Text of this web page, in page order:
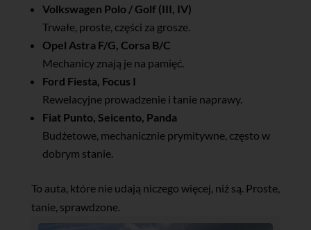
Volkswagen Polo / Golf (III, IV)
Trwałe, proste, części za grosze.
Opel Astra F/G, Corsa B/C
Mechanicy znają je na pamięć.
Ford Fiesta, Focus I
Rewelacyjne prowadzenie i tanie naprawy.
Fiat Punto, Seicento, Panda
Budżetowe, mechanicznie prymitywne, często w
dobrym stanie.
To auta, które nie udają niczego więcej, niż są. Proste,
tanie, sprawdzone.